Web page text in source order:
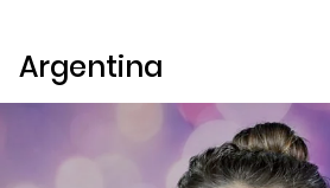
Argentina